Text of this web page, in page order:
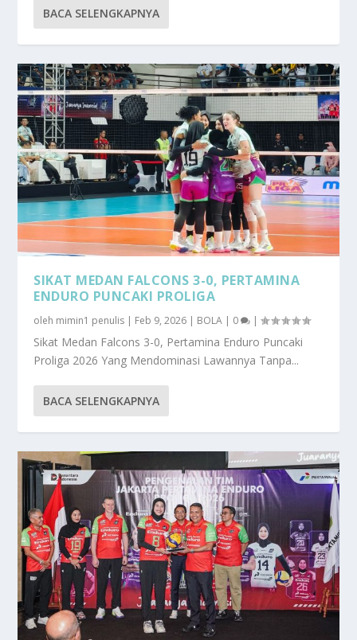
BACA SELENGKAPNYA
SIKAT MEDAN FALCONS 3-0, PERTAMINA
ENDURO PUNCAKI PROLIGA
oleh mimin1 penulis | Feb 9, 2026 | BOLA | 0 |
Sikat Medan Falcons 3-0, Pertamina Enduro Puncaki
Proliga 2026 Yang Mendominasi Lawannya Tanpa...
BACA SELENGKAPNYA